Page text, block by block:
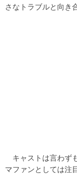
さなトラブルと向き
キャストは言わず
マファンとしては注